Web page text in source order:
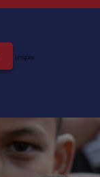
inspis